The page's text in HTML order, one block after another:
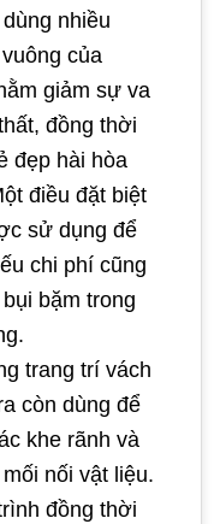
nhiều
của
giảm sự va
đồng thời
đẹp hài hòa
điều đặt biệt
sử dụng để
chi phí cũng
bặm trong
trang trí vách
còn dùng để
khe rãnh và
nối vật liệu.
đồng thời